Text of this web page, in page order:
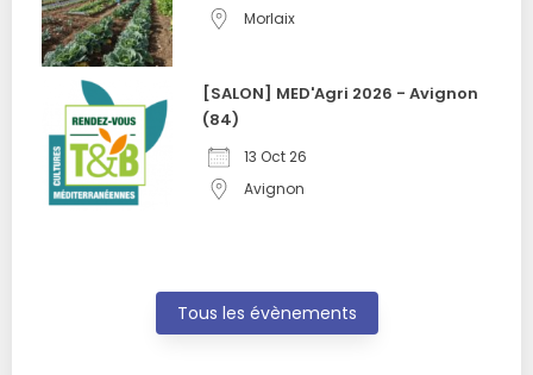
Morlaix
[SALON] MED'Agri 2026 - Avignon
(84)
13 Oct 26
Avignon
Tous les évènements